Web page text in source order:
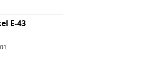
E-43